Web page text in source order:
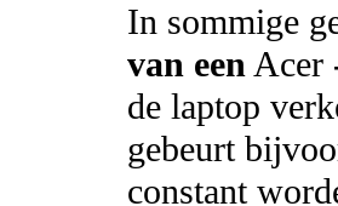
In sommige
van eenAcer
de laptop
gebeurt
constant